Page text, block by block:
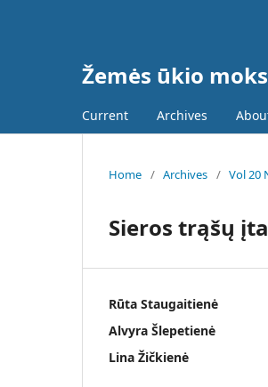
Žemės ūkio
Current Archives
Home / Archives / Vol 20
Sieros trąšų
Rūta Staugaitienė
Alvyra Šlepetienė
Lina Žičkienė